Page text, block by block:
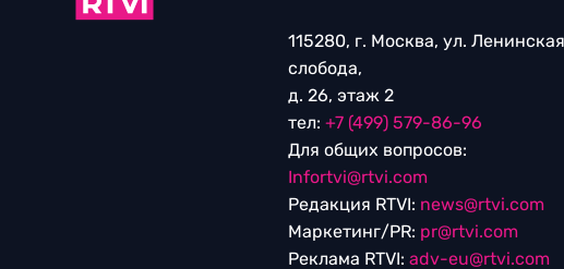
115280, г. Москва, ул. Ленинская
слобода,
д. 26, этаж 2
тел: +7 (499) 579-86-96
Для общих вопросов:
Infortvi@rtvi.com
Редакция RTVI: news@rtvi.com
Маркетинг/PR: pr@rtvi.com
Реклама RTVI: adv-eu@rtvi.com